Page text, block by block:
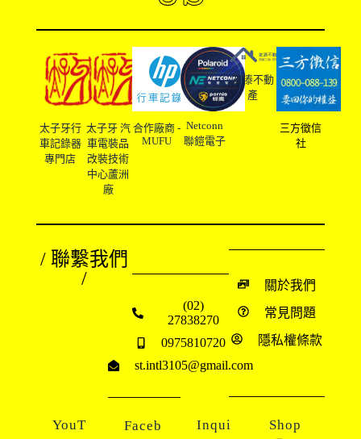
太子牙行
車記錄器
專門店
太子牙 汽
車電裝品
改裝技術
中心蘆洲
廠
合作廠商 -
MUFU
Netconn
聯鎧電子
友溙不動
產
三方徵信
社
/ 聯繫我們
/
(02)
27838270
0975810720
st.intl3105@gmail.com
關於我們
常見問題
隱私權條款
YouT Faceb Inqui Shop